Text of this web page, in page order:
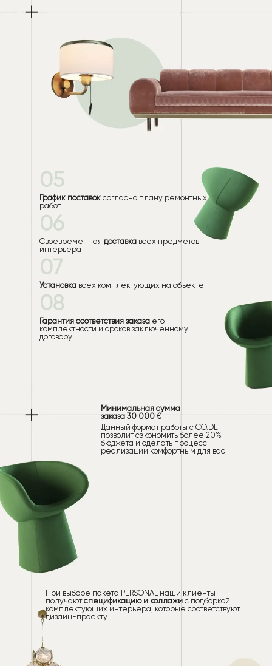
05
График поставок согласно плану ремонтных
работ
06
Своевременная доставка всех предметов
интерьера
07
Установка всех комплектующих на объекте
08
Гарантия соответствия заказа его
комплектности и сроков заключенному
договору
Минимальная сумма
заказа 30 000 €
Данный формат работы с CO.DE
позволит сэкономить более 20%
бюджета и сделать процесс
реализации комфортным для вас
При выборе пакета PERSONAL наши клиенты
получаютспецификацию и коллажи с подборкой
комплектующих интерьера, которые соответствуют
дизайн-проекту